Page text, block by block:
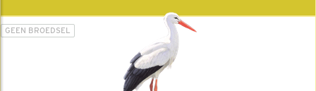
GEEN BROEDSEL